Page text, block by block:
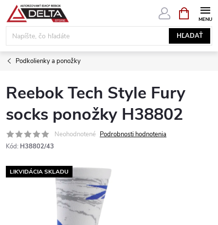
Prejsť
obsah
HĽADAŤ
KOŠÍK
Podkolienky a ponožky
Reebok Tech Style Fury
socks ponožky H38802
Neohodnotené Podrobnosti hodnotenia
Kód: H38802/43
LIKVIDÁCIA SKLADU